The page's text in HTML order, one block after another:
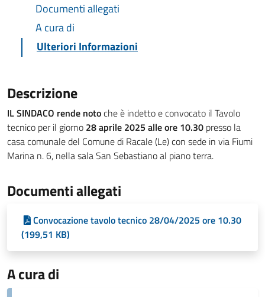
Documenti allegati
A cura di
Ulteriori Informazioni
Descrizione
IL SINDACO rende notoche è indetto e convocato il Tavolo
tecnico per il giorno 28 aprile 2025 alle ore 10.30 presso la
casa comunale del Comune di Racale (Le) con sede in via Fiumi
Marina n. 6, nella sala San Sebastiano al piano terra.
Documenti allegati
Convocazione tavolo tecnico 28/04/2025 ore 10.30
(199,51 KB)
A cura di